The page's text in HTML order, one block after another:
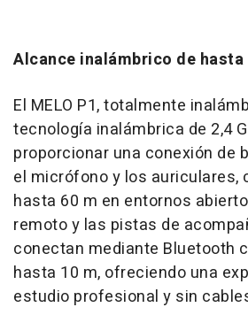
Alcance inalámbrico de
El MELO P1, totalmente
tecnología inalámbrica de 2,4
proporcionar una conexión de
el micrófono y los auriculares,
hasta 60 m en entornos
remoto y las pistas de
conectan mediante Bluetooth
hasta 10 m, ofreciendo una
estudio profesional y sin